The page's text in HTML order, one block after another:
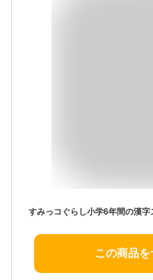
すみっコぐらし小学6年間の漢
この商品